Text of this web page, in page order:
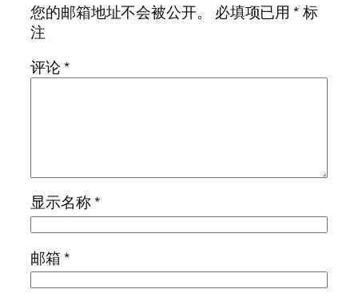
您的邮箱地址不会被公开。
必填项已用*标
注
评论*
显示名称*
邮箱*